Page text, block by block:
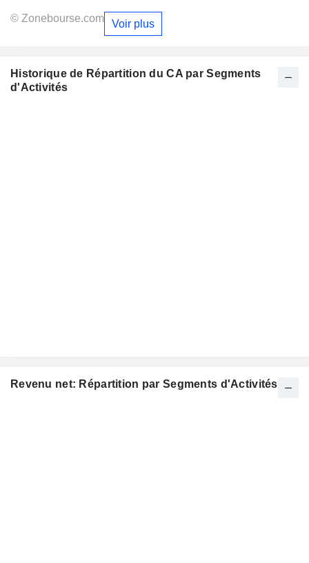
© Zonebourse.com Voir plus
Historique de Répartition du CA par Segments
d'Activités
Revenu net: Répartition par Segments d'Activités